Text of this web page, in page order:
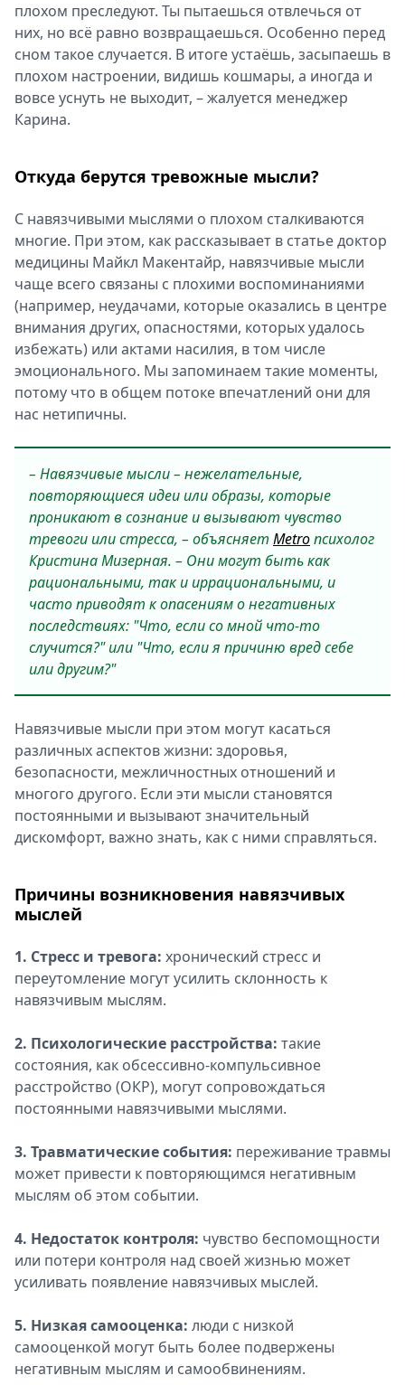
плохом преследуют. Ты пытаешься отвлечься от
них, но всё равно возвращаешься. Особенно перед
сном такое случается. В итоге устаёшь, засыпаешь в
плохом настроении, видишь кошмары, а иногда и
вовсе уснуть не выходит, – жалуется менеджер
Карина.
Откуда берутся тревожные мысли?
С навязчивыми мыслями о плохом сталкиваются
многие. При этом, как рассказывает в статье доктор
медицины Майкл Макентайр, навязчивые мысли
чаще всего связаны с плохими воспоминаниями
(например, неудачами, которые оказались в центре
внимания других, опасностями, которых удалось
избежать) или актами насилия, в том числе
эмоционального. Мы запоминаем такие моменты,
потому что в общем потоке впечатлений они для
нас нетипичны.
– Навязчивые мысли – нежелательные,
повторяющиеся идеи или образы, которые
проникают в сознание и вызывают чувство
тревоги или стресса, – объясняет Metroпсихолог
Кристина Мизерная. – Они могут быть как
рациональными, так и иррациональными, и
часто приводят к опасениям о негативных
последствиях: "Что, если со мной что-то
случится?" или "Что, если я причиню вред себе
или другим?"
Навязчивые мысли при этом могут касаться
различных аспектов жизни: здоровья,
безопасности, межличностных отношений и
многого другого. Если эти мысли становятся
постоянными и вызывают значительный
дискомфорт, важно знать, как с ними справляться.
Причины возникновения навязчивых
мыслей
1. Стресс и тревога: хронический стресс и
переутомление могут усилить склонность к
навязчивым мыслям.
2. Психологические расстройства: такие
состояния, как обсессивно-компульсивное
расстройство (ОКР), могут сопровождаться
постоянными навязчивыми мыслями.
3. Травматические события: переживание травмы
может привести к повторяющимся негативным
мыслям об этом событии.
4. Недостаток контроля: чувство беспомощности
или потери контроля над своей жизнью может
усиливать появление навязчивых мыслей.
5. Низкая самооценка: люди с низкой
самооценкой могут быть более подвержены
негативным мыслям и самообвинениям.